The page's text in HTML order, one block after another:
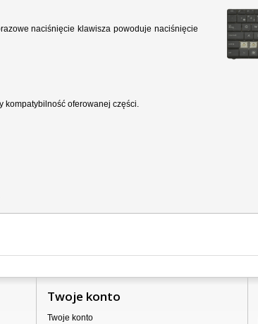
naciśnięcie klawisza powoduje naciśnięcie
kompatybilność oferowanej części.
Twoje konto
Twoje konto